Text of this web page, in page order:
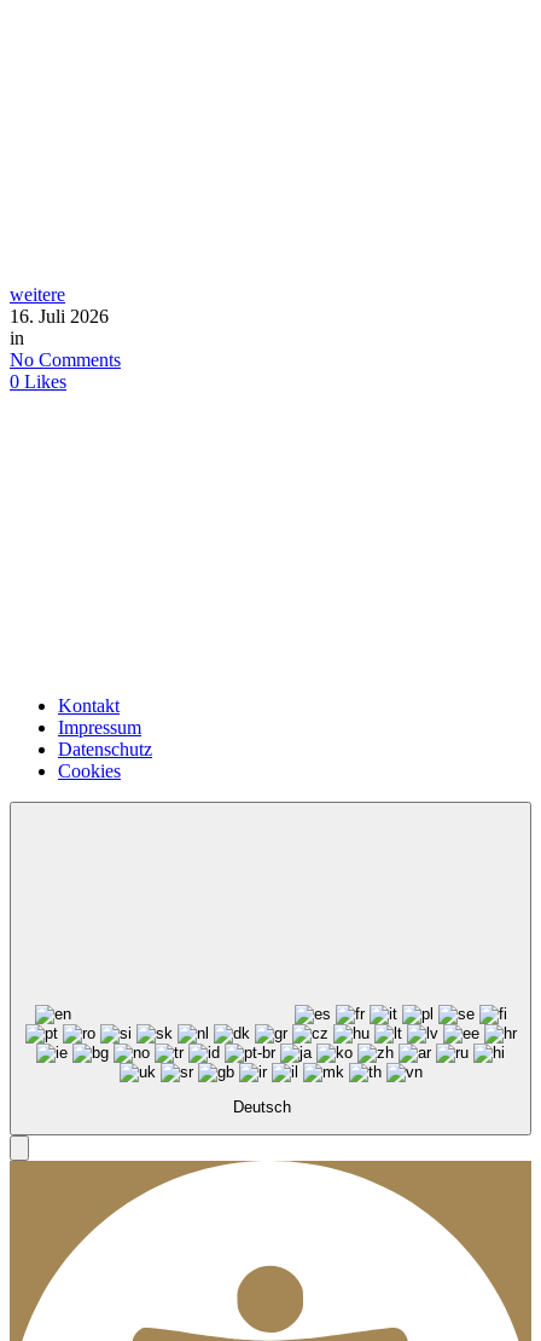
weitere
16. Juli 2026
in
No Comments
0 Likes
Kontakt
Impressum
Datenschutz
Cookies
Deutsch